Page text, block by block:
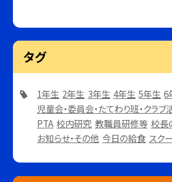
タグ
1年生 2年生 3年生 4年生 5年生 6
児童会・委員会・たてわり班・クラブ
PTA 校内研究 教職員研修等 校長
お知らせ・その他 今日の給食 スク